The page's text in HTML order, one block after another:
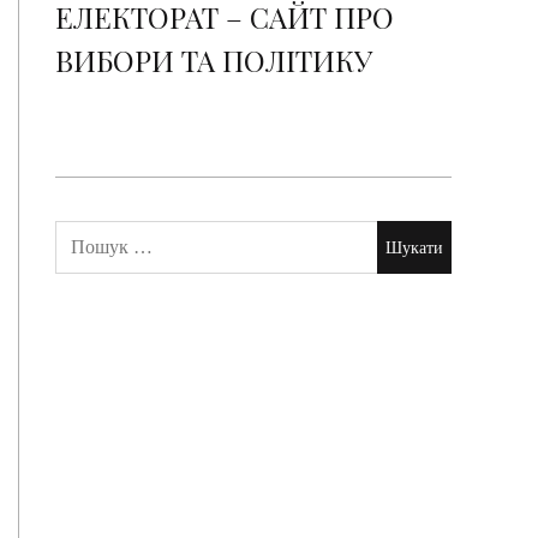
ЕЛЕКТОРАТ – САЙТ ПРО
ВИБОРИ ТА ПОЛІТИКУ